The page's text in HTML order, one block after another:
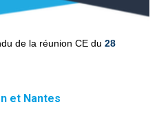
de la réunion CE du 28
et Nantes